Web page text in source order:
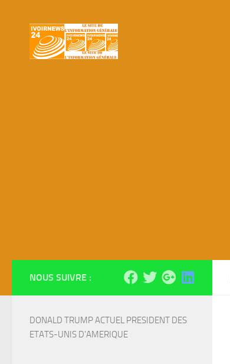
NOUS SUIVRE :
DONALD TRUMP ACTUEL PRESIDENT DES
ETATS-UNIS D'AMERIQUE